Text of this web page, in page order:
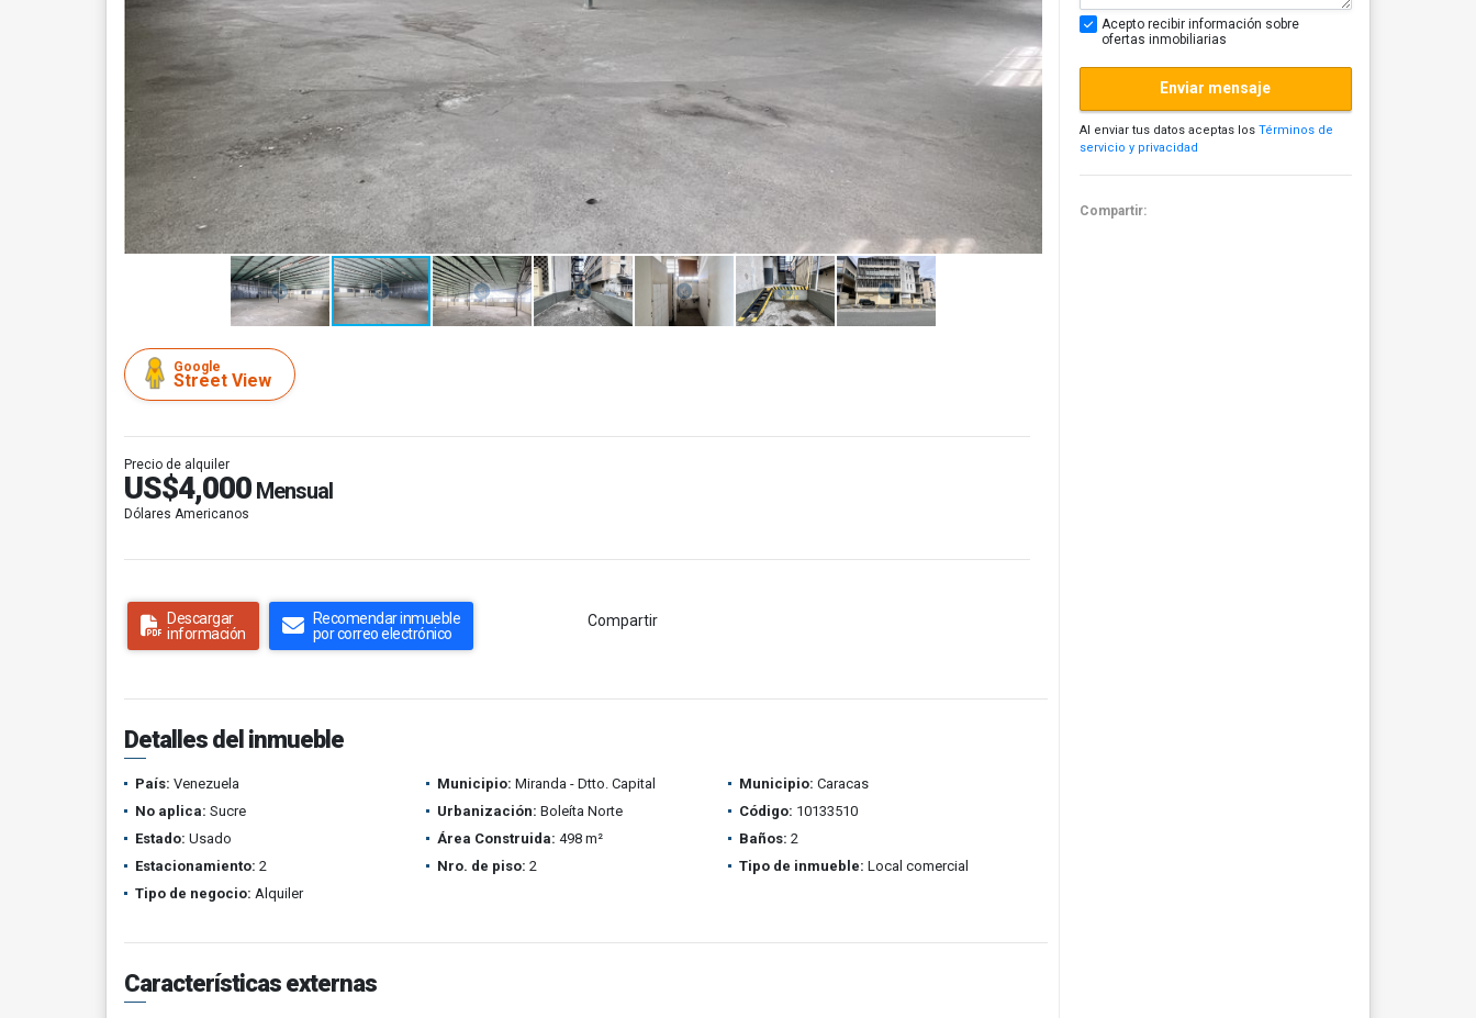
Google
Street View
Precio de alquiler
US$4,000 Mensual
Dólares Americanos
Descargar
información
Recomendar inmueble
por correo electrónico
Compartir
Detalles del inmueble
País: Venezuela Municipio: Miranda - Dtto. Capital Municipio: Caracas
No aplica: Sucre Urbanización: Boleíta Norte Código: 10133510
Estado: Usado Área Construida: 498 m² Baños: 2
Estacionamiento: 2 Nro. de piso: 2 Tipo de inmueble: Local comercial
Tipo de negocio: Alquiler
Características externas
Acepto recibir información sobre
ofertas inmobiliarias
Enviar mensaje
Al enviar tus datos aceptas los Términos de
servicio y privacidad
Compartir: